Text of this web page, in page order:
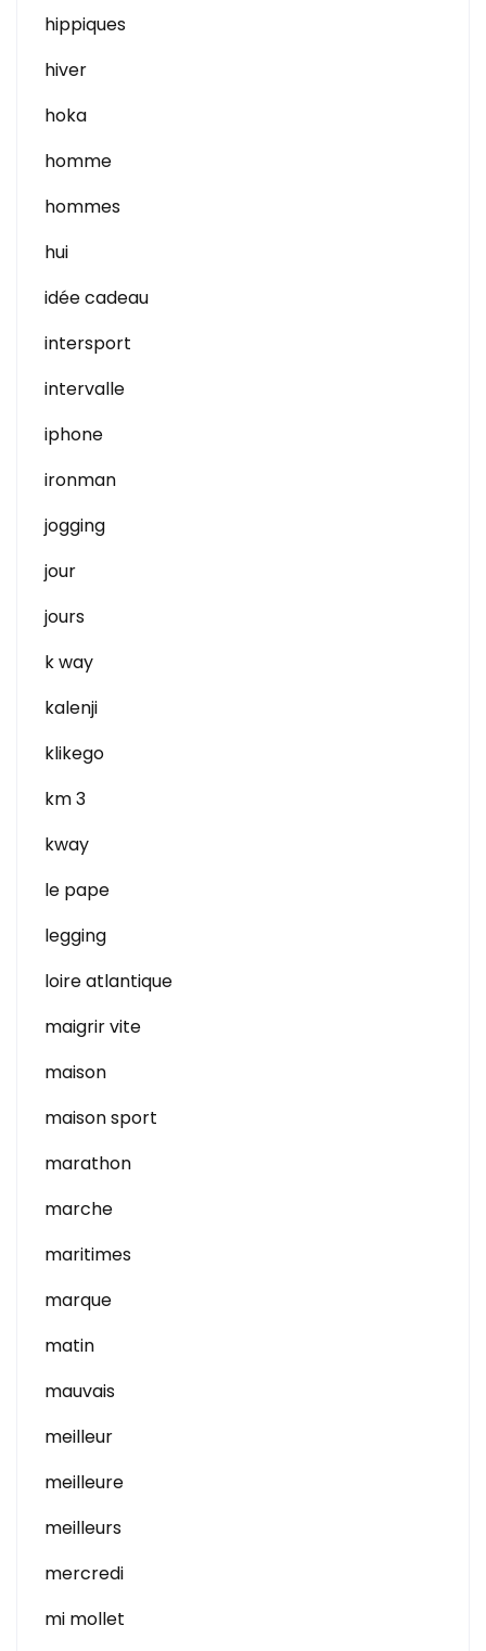
hippiques
hiver
hoka
homme
hommes
hui
idée cadeau
intersport
intervalle
iphone
ironman
jogging
jour
jours
k way
kalenji
klikego
km 3
kway
le pape
legging
loire atlantique
maigrir vite
maison
maison sport
marathon
marche
maritimes
marque
matin
mauvais
meilleur
meilleure
meilleurs
mercredi
mi mollet